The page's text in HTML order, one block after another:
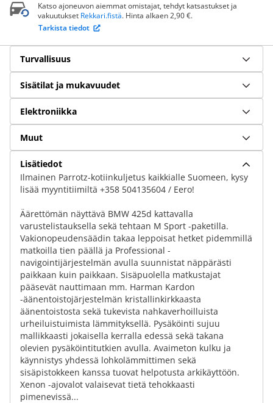
Katso ajoneuvon aiemmat omistajat, tehdyt katsastukset ja
vakuutukset Rekkari.fistä. Hinta alkaen 2,90 €.
Tarkista tiedot
Turvallisuus
Sisätilat ja mukavuudet
Elektroniikka
Muut
Lisätiedot
Ilmainen Parrotz-kotiinkuljetus kaikkialle Suomeen, kysy
lisää myyntitiimiltä +358 504135604 / Eero!
Äärettömän näyttävä BMW 425d kattavalla
varustelistauksella sekä tehtaan M Sport -paketilla.
Vakionopeudensäädin takaa leppoisat hetket pidemmillä
matkoilla tien päällä ja Professional -
navigointijärjestelmän avulla suunnistat näppärästi
paikkaan kuin paikkaan. Sisäpuolella matkustajat
pääsevät nauttimaan mm. Harman Kardon
-äänentoistojärjestelmän kristallinkirkkaasta
äänentoistosta sekä tukevista nahkaverhoilluista
urheiluistuimista lämmityksellä. Pysäköinti sujuu
mallikkaasti jokaisella kerralla edessä sekä takana
olevien pysäköintitutkien avulla. Avaimeton kulku ja
käynnistys yhdessä lohkolämmittimen sekä
sisäpistokkeen kanssa tuovat helpotusta arkikäyttöön.
Xenon -ajovalot valaisevat tietä tehokkaasti
pimenevissä...